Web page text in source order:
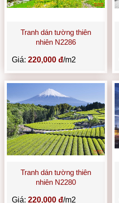
Tranh dán tường thiên
nhiên N2286
Giá:220,000 đ/m2
Tranh dán tường thiên
nhiên N2280
Giá:220,000 đ/m2